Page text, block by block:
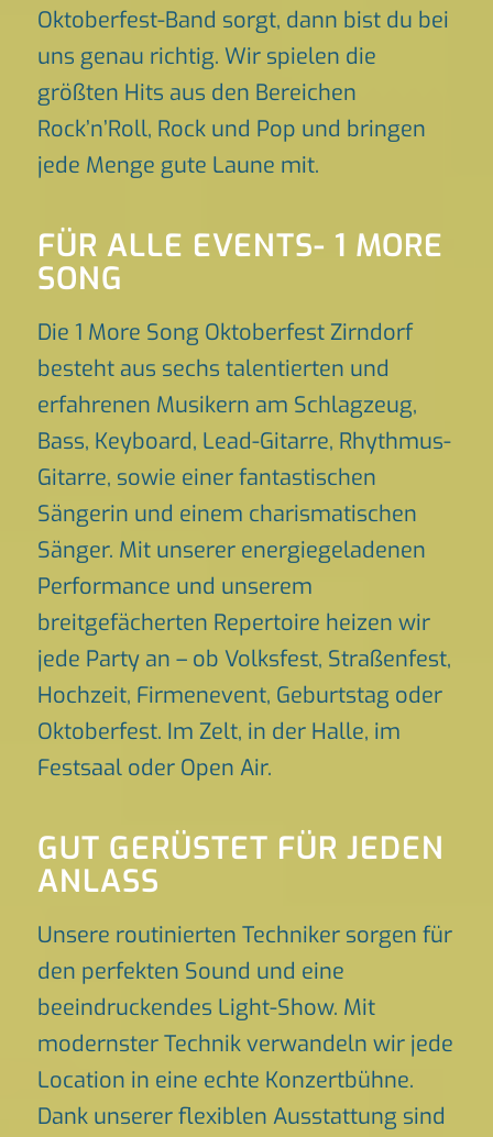
Oktoberfest-Band sorgt, dann bist du bei
uns genau richtig. Wir spielen die
größten Hits aus den Bereichen
Rock’n’Roll, Rock und Pop und bringen
jede Menge gute Laune mit.
FÜR ALLE EVENTS- 1 MORE
SONG
Die 1 More Song Oktoberfest Zirndorf
besteht aus sechs talentierten und
erfahrenen Musikern am Schlagzeug,
Bass, Keyboard, Lead-Gitarre, Rhythmus-
Gitarre, sowie einer fantastischen
Sängerin und einem charismatischen
Sänger. Mit unserer energiegeladenen
Performance und unserem
breitgefächerten Repertoire heizen wir
jede Party an – ob Volksfest, Straßenfest,
Hochzeit, Firmenevent, Geburtstag oder
Oktoberfest. Im Zelt, in der Halle, im
Festsaal oder Open Air.
GUT GERÜSTET FÜR JEDEN
ANLASS
Unsere routinierten Techniker sorgen für
den perfekten Sound und eine
beeindruckendes Light-Show. Mit
modernster Technik verwandeln wir jede
Location in eine echte Konzertbühne.
Dank unserer flexiblen Ausstattung sind